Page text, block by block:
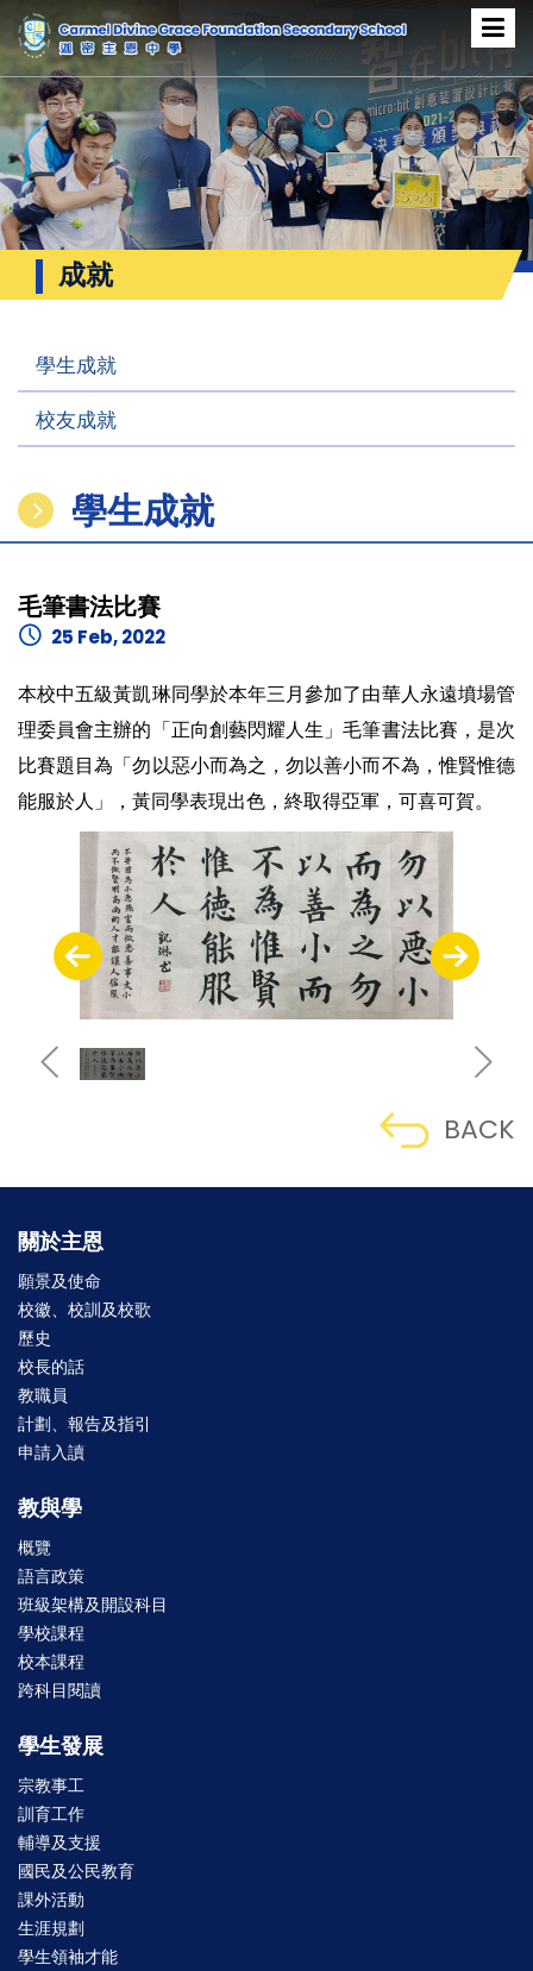
成就
學生成就
校友成就
學生成就
毛筆書法比賽
25 Feb, 2022
本校中五級黃凱琳同學於本年三月參加了由華人永遠墳場管
理委員會主辦的「正向創藝閃耀人生」毛筆書法比賽，是次
比賽題目為「勿以惡小而為之，勿以善小而不為，惟賢惟德
能服於人」，黃同學表現出色，終取得亞軍，可喜可賀。
BACK
關於主恩
願景及使命
校徽、校訓及校歌
歷史
校長的話
教職員
計劃、報告及指引
申請入讀
教與學
概覽
語言政策
班級架構及開設科目
學校課程
校本課程
跨科目閱讀
學生發展
宗教事工
訓育工作
輔導及支援
國民及公民教育
課外活動
生涯規劃
學生領袖才能